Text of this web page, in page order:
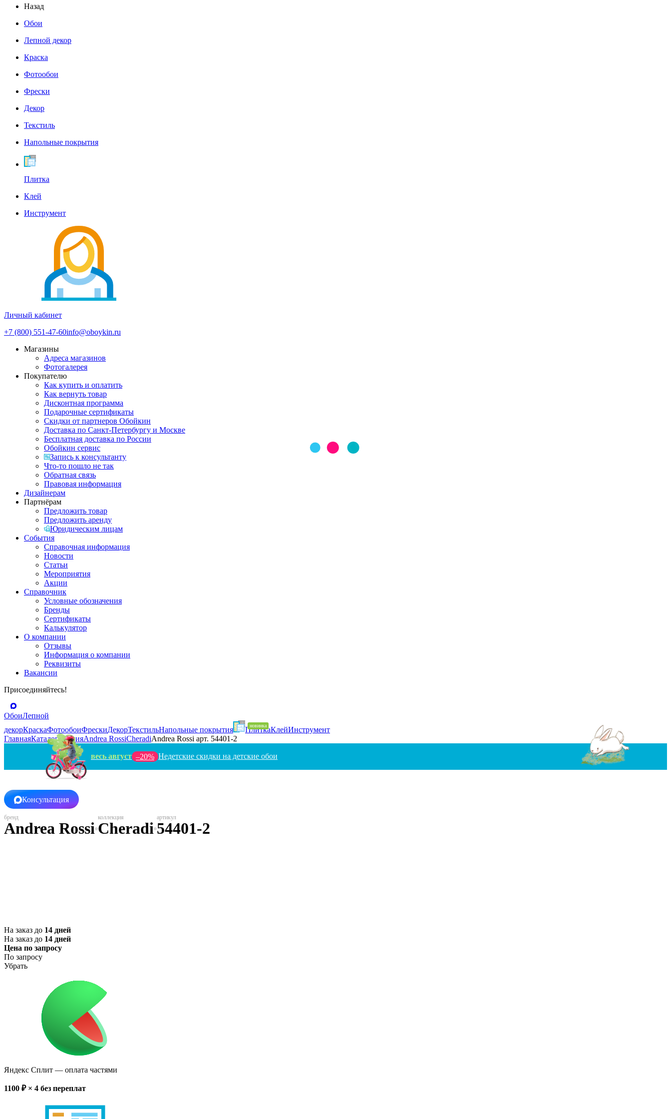
Назад
Обои
Лепной декор
Краска
Фотообои
Фрески
Декор
Текстиль
Напольные покрытия
Плитка
Клей
Инструмент
Личный кабинет
+7 (800) 551-47-60info@oboykin.ru
Магазины
Адреса магазинов
Фотогалерея
Покупателю
Как купить и оплатить
Как вернуть товар
Дисконтная программа
Подарочные сертификаты
Скидки от партнеров Обойкин
Доставка по Санкт-Петербургу и Москве
Бесплатная доставка по России
Обойкин сервис
Запись к консультанту
Что-то пошло не так
Обратная связь
Правовая информация
Дизайнерам
Партнёрам
Предложить товар
Предложить аренду
Юридическим лицам
События
Справочная информация
Новости
Статьи
Мероприятия
Акции
Справочник
Условные обозначения
Бренды
Сертификаты
Калькулятор
О компании
Отзывы
Информация о компании
Реквизиты
Вакансии
Присоединяйтесь!
ОбоиЛепной
декорКраскаФотообоиФрескиДекорТекстильНапольные покрытия ПлиткаКлейИнструмент
ГлавнаяКаталогИталияAndrea RossiCheradiAndrea Rossi арт. 54401-2
весь август –20% Недетские скидки на детские обои
Консультация
Andrea RossiCheradi54401-2
На заказ до 14 дней
На заказ до 14 дней
Цена по запросу
По запросу
Убрать
Яндекс Сплит — оплата частями
1100 ₽ × 4 без переплат